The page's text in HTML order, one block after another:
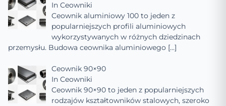
In Ceowniki
Ceownik aluminiowy 100 to jeden z
popularniejszych profili aluminiowych
wykorzystywanych w różnych dziedzinach
przemysłu. Budowa ceownika aluminiowego […]
Ceownik 90×90
In Ceowniki
Ceownik 90×90 to jeden z popularniejszych
rodzajów kształtowników stalowych, szeroko